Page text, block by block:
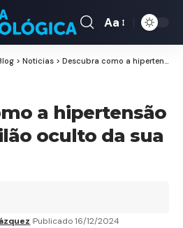
Aa
> Noticias > Descubra como a hipertensão pode ser o vilão oculto da sua saúde renal
a hipertensão
oculto da sua
Publicado 16/12/2024